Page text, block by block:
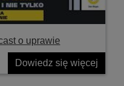
o uprawie
Dowiedz się więcej